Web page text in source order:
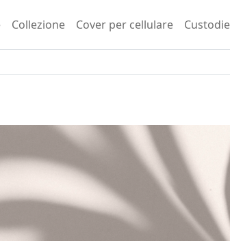
Collezione Cover per cellulare